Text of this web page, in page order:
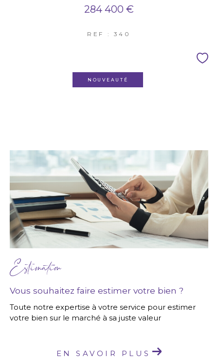
284 400 €
REF : 340
NOUVEAUTÉ
Estimation
Vous souhaitez faire estimer votre bien ?
Toute notre expertise à votre service pour estimer
votre bien sur le marché à sa juste valeur
EN SAVOIR PLUS